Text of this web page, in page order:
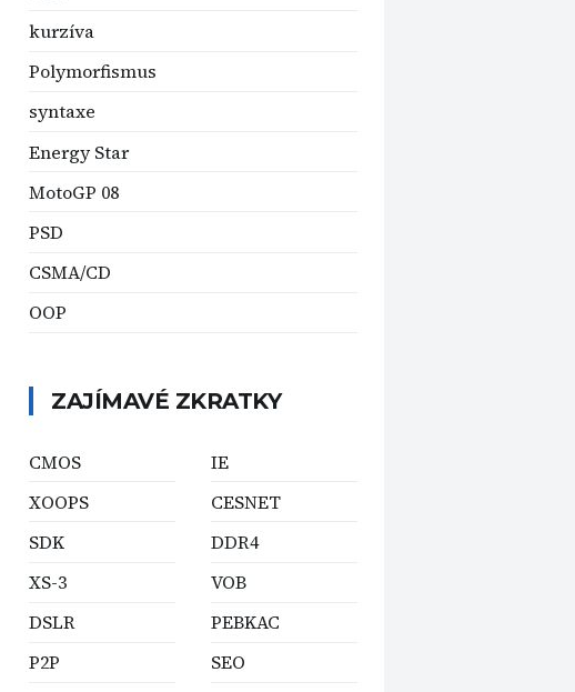
kurzíva
Polymorfismus
syntaxe
Energy Star
MotoGP 08
PSD
CSMA/CD
OOP
ZAJÍMAVÉ ZKRATKY
CMOS
XOOPS
SDK
XS-3
DSLR
P2P
IE
CESNET
DDR4
VOB
PEBKAC
SEO